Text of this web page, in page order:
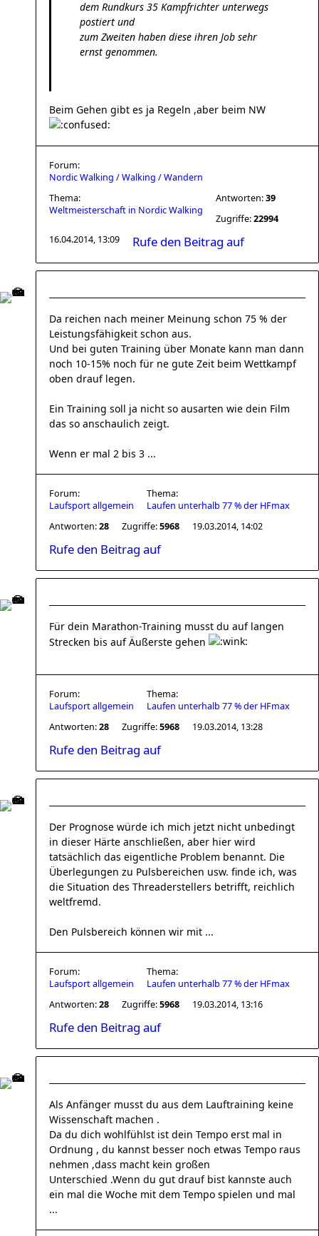
dem Rundkurs 35 Kampfrichter unterwegs
postiert und
zum Zweiten haben diese ihren Job sehr
ernst genommen.
Beim Gehen gibt es ja Regeln ,aber beim NW
Forum:
Nordic Walking / Walking / Wandern
Thema:
Weltmeisterschaft in Nordic Walking
Antworten:39
Zugriffe:22994
16.04.2014, 13:09
Rufe den Beitrag auf
Da reichen nach meiner Meinung schon 75 % der
Leistungsfähigkeit schon aus.
Und bei guten Training über Monate kann man dann
noch 10-15% noch für ne gute Zeit beim Wettkampf
oben drauf legen.
Ein Training soll ja nicht so ausarten wie dein Film
das so anschaulich zeigt.
Wenn er mal 2 bis 3 ...
Forum:
Laufsport allgemein
Thema:
Laufen unterhalb 77 % der HFmax
Antworten:28 Zugriffe:5968 19.03.2014, 14:02
Rufe den Beitrag auf
Für dein Marathon-Training musst du auf langen
Strecken bis auf Äußerste gehen
Forum:
Laufsport allgemein
Thema:
Laufen unterhalb 77 % der HFmax
Antworten:28 Zugriffe:5968 19.03.2014, 13:28
Rufe den Beitrag auf
Der Prognose würde ich mich jetzt nicht unbedingt
in dieser Härte anschließen, aber hier wird
tatsächlich das eigentliche Problem benannt. Die
Überlegungen zu Pulsbereichen usw. finde ich, was
die Situation des Threaderstellers betrifft, reichlich
weltfremd.
Den Pulsbereich können wir mit ...
Forum:
Laufsport allgemein
Thema:
Laufen unterhalb 77 % der HFmax
Antworten:28 Zugriffe:5968 19.03.2014, 13:16
Rufe den Beitrag auf
Als Anfänger musst du aus dem Lauftraining keine
Wissenschaft machen .
Da du dich wohlfühlst ist dein Tempo erst mal in
Ordnung , du kannst besser noch etwas Tempo raus
nehmen ,dass macht kein großen
Unterschied .Wenn du gut drauf bist kannste auch
ein mal die Woche mit dem Tempo spielen und mal
...